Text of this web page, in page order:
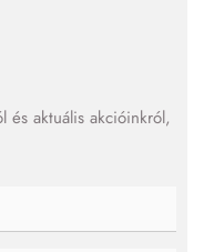
és aktuális akcióinkról,